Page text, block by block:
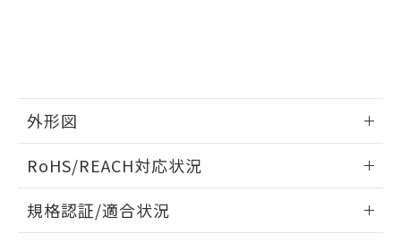
外形図
RoHS/REACH対応状況
EU RoHS 注意事項・凡例
規格認証/適合状況
あります。
登録された部品リストについて、当社
および当社の共同利用者が、当社の製
品・サービスに関するお客様との取
をご了承ください。
※当社の共同利用者とは、"個人情報
※3 非含有証明書ダウンロード
下記の非含有証明書をダウンロードするこ
とができます。
EU RoHS指令（10物質）の非含有証明書
「－」：未確認です。当社販売部門へお問
い合わせください。
合意する キャンセル